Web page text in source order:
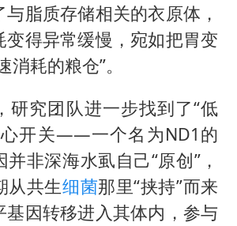
脂质存储相关的衣原体，
变得异常缓慢，宛如把胃变
消耗的粮仓”。
研究团队进一步找到了“低
心开关——一个名为ND1的
非深海水虱自己“原创”，
从共生细菌那里“挟持”而来
基因转移进入其体内，参与